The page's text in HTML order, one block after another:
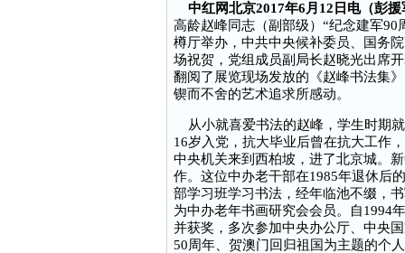
中红网北京2017年6月12日电（彭援
高龄赵峰同志（副部级）“纪念建军
樽厅举办，中共中央候补委员、国务
场祝贺，党组成员副局长赵晓光出席
翻阅了展览现场发放的《赵峰书法集
锲而不舍的艺术追求所感动。
从小就喜爱书法的赵峰，学生时期
16岁入党，抗大毕业后曾在抗大工作
中央机关来到西柏坡，进了北京城。
作。这位中办老干部在1985年退休后
部学习班学习书法，经年临池不缀，
为中办老年书画研究会会员。自1994
并获奖，多次参加中央办公厅、中央
50周年、贺澳门回归祖国为主题的个